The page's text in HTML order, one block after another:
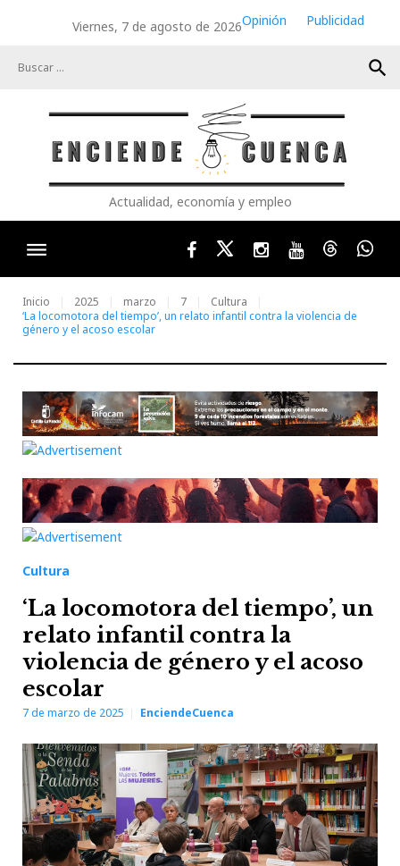
Viernes, 7 de agosto de 2026Opinión
Publicidad
search
Actualidad, economía y empleo
FacebookTwitterInstagram
YoutubeThreads
Inicio 2025 marzo 7
Cultura
‘La locomotora del tiempo’, un relato infantil contra la violencia de
género y el acoso escolar
Cultura
‘La locomotora del tiempo’, un
relato infantil contra la
violencia de género y el acoso
escolar
7 de marzo de 2025 EnciendeCuenca